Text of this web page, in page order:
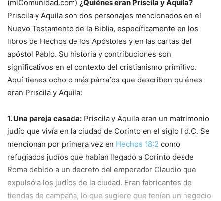
(miComunidad.com) ¿Quiénes eran Priscila y Aquila?
Priscila y Aquila son dos personajes mencionados en el
Nuevo Testamento de la Biblia, específicamente en los
libros de Hechos de los Apóstoles y en las cartas del
apóstol Pablo. Su historia y contribuciones son
significativos en el contexto del cristianismo primitivo.
Aquí tienes ocho o más párrafos que describen quiénes
eran Priscila y Aquila:
1. Una pareja casada: Priscila y Aquila eran un matrimonio
judío que vivía en la ciudad de Corinto en el siglo I d.C. Se
mencionan por primera vez en Hechos 18:2 como
refugiados judíos que habían llegado a Corinto desde
Roma debido a un decreto del emperador Claudio que
expulsó a los judíos de la ciudad. Eran fabricantes de
tiendas de campaña, lo que sugiere que tenían un negocio